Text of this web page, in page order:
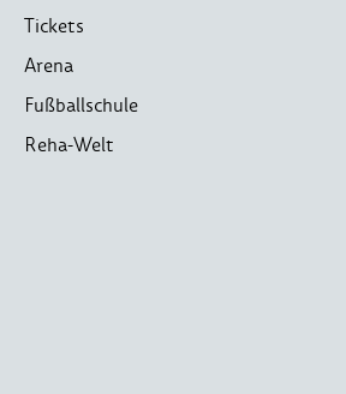
Tickets
Arena
Fußballschule
Reha-Welt